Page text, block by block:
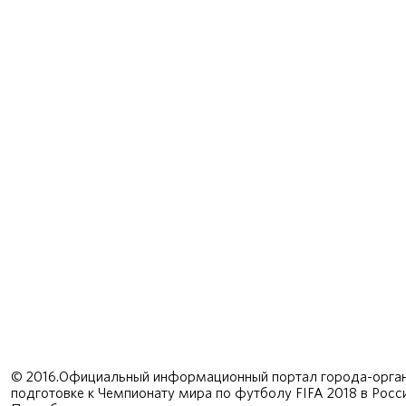
© 2016.Официальный информационный портал города-
подготовке к Чемпионату мира по футболу FIFA 2018 в